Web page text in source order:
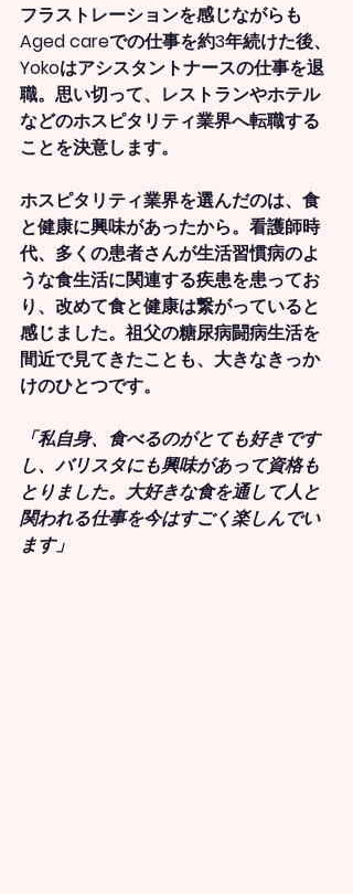
フラストレーションを感じながらも
Aged careでの仕事を約3年続けた後、
Yokoはアシスタントナースの仕事を退
職。思い切って、レストランやホテル
などのホスピタリティ業界へ転職する
ことを決意します。
ホスピタリティ業界を選んだのは、食
と健康に興味があったから。看護師時
代、多くの患者さんが生活習慣病のよ
うな食生活に関連する疾患を患ってお
り、改めて食と健康は繋がっていると
感じました。祖父の糖尿病闘病生活を
間近で見てきたことも、大きなきっか
けのひとつです。
「私自身、食べるのがとても好きです
し、バリスタにも興味があって資格も
とりました。大好きな食を通して人と
関われる仕事を今はすごく楽しんでい
ます」